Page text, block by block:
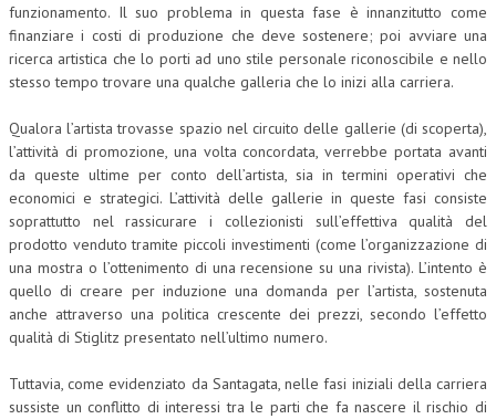
TAX RISK MANAGEMENT
CRIMINOLOGIA TRIBUTARIA
TRANSFER PRICING
PRASSI
AMMINISTRATIVA
TRIBUTARIA
GIURISPRUDENZA
COSTITUZIONALE
funzionamento. Il suo problema in questa fase è innanzitutto come
finanziare i costi di produzione che deve sostenere; poi avviare una
ricerca artistica che lo porti ad uno stile personale riconoscibile e nello
stesso tempo trovare una qualche galleria che lo inizi alla carriera.
Qualora l’artista trovasse spazio nel circuito delle gallerie (di scoperta),
l’attività di promozione, una volta concordata, verrebbe portata avanti
da queste ultime per conto dell’artista, sia in termini operativi che
economici e strategici. L’attività delle gallerie in queste fasi consiste
soprattutto nel rassicurare i collezionisti sull’effettiva qualità del
prodotto venduto tramite piccoli investimenti (come l’organizzazione di
una mostra o l’ottenimento di una recensione su una rivista). L’intento è
quello di creare per induzione una domanda per l’artista, sostenuta
anche attraverso una politica crescente dei prezzi, secondo l’effetto
qualità di Stiglitz presentato nell’ultimo numero.
Tuttavia, come evidenziato da Santagata, nelle fasi iniziali della carriera
sussiste un conflitto di interessi tra le parti che fa nascere il rischio di